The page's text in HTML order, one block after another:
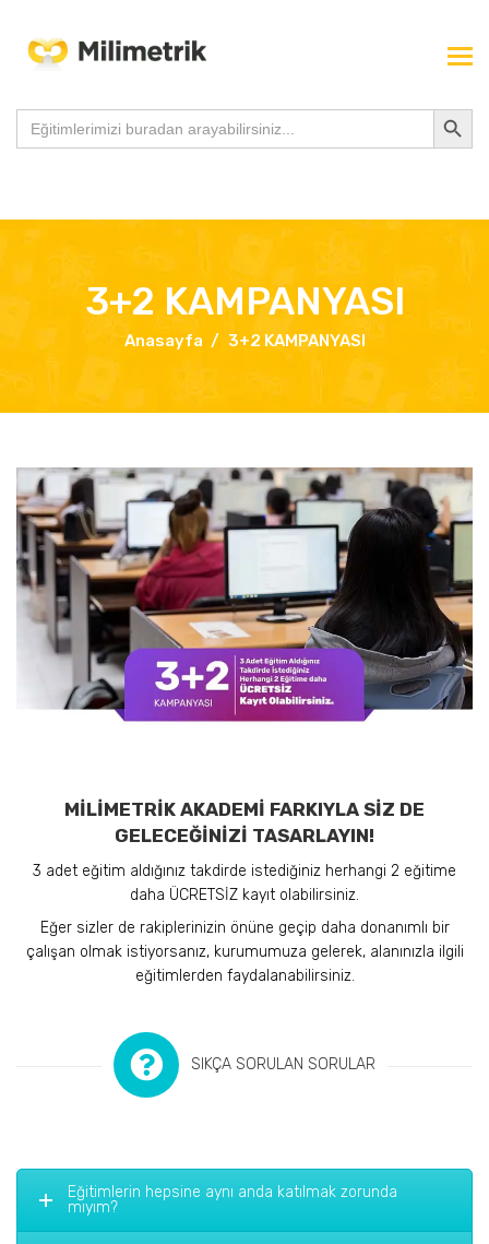
Search
for:
Search Button
3+2 KAMPANYASI
Anasayfa 3+2 KAMPANYASI
MİLİMETRİK AKADEMİ FARKIYLA SİZ DE
GELECEĞİNİZİ TASARLAYIN!
3 adet eğitim aldığınız takdirde istediğiniz herhangi 2 eğitime
daha ÜCRETSİZ kayıt olabilirsiniz.
Eğer sizler de rakiplerinizin önüne geçip daha donanımlı bir
çalışan olmak istiyorsanız, kurumumuza gelerek, alanınızla ilgili
eğitimlerden faydalanabilirsiniz.
SIKÇA SORULAN SORULAR
Eğitimlerin hepsine aynı anda katılmak zorunda
mıyım?